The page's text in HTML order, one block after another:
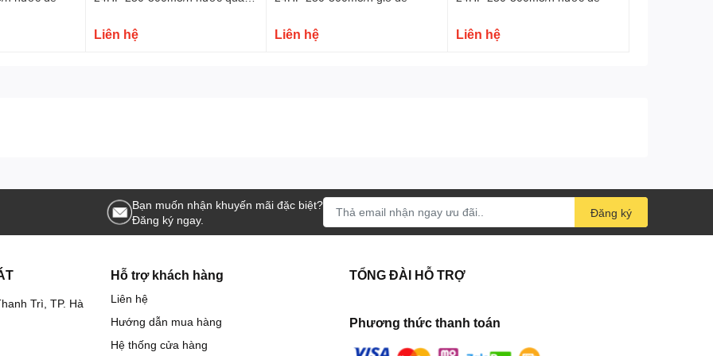
nhu cầu bơm nước khối lượng lớn trong thời gian ngắn như
vận hành
tuổi thọ trong quá trình sử dụng lâu dài.
Liên hệ Liên hệ Liên hệ
Bạn muốn nhận khuyến mãi đặc biệt?
Đăng ký ngay.
Đăng ký
Trì, TP. Hà
Hỗ trợ khách hàng
Liên hệ
Hướng dẫn mua hàng
Hệ thống cửa hàng
TỔNG ĐÀI HỖ TRỢ
Phương thức thanh toán